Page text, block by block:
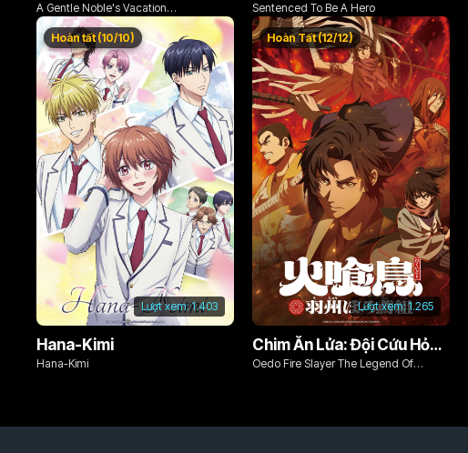
A Gentle Noble's Vacation
Recommendation
Sentenced To Be A Hero
Lượt xem:1.403
Hoàn tất (10/10)
Hana-Kimi
Hana-Kimi
Lượt xem: 1.265
Hoàn Tất (12/12)
Chim Ăn Lửa: Đội Cứu Hỏa Rách Rưới Vùng Ushu
Oedo Fire Slayer The Legend Of